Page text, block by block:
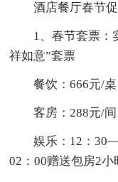
酒店餐厅春节
1、春节套票：
祥如意”套票
餐饮：666元/
客房：288元/
娱乐：12：
02：00赠送包房2小